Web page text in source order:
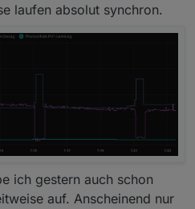
laufen absolut synchron.
ich gestern auch schon
auf. Anscheinend nur